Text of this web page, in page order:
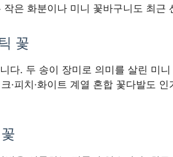
은 화분이나 미니 꽃바구니도 최근
꽃
다. 두 송이 장미로 의미를 살린 미
피치·화이트 계열 혼합 꽃다발도